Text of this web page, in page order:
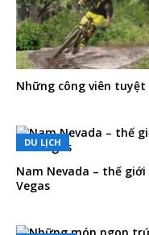
Những công viên
DU LỊCH
Nam Nevada – thế
Vegas